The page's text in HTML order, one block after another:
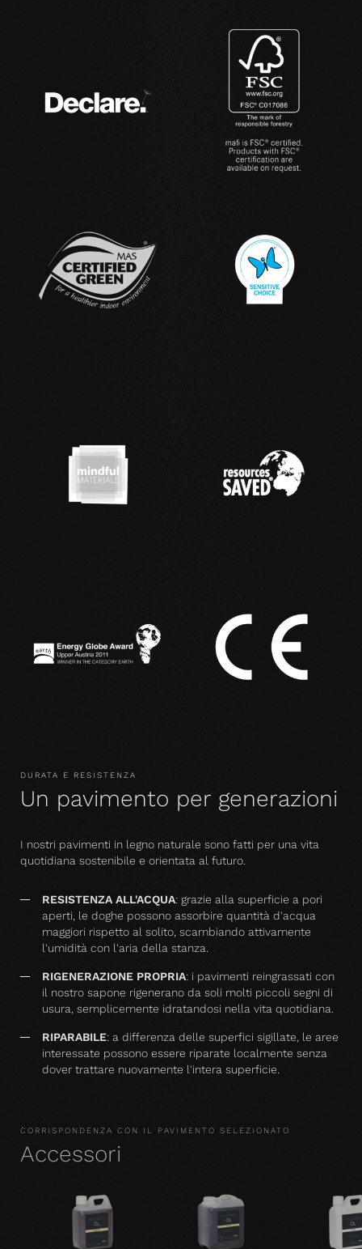
DURATA E RESISTENZA
Un pavimento per generazioni
I nostri pavimenti in legno naturale sono fatti per una vita
quotidiana sostenibile e orientata al futuro.
RESISTENZA ALL'ACQUA: grazie alla superficie a pori
aperti, le doghe possono assorbire quantità d'acqua
maggiori rispetto al solito, scambiando attivamente
l'umidità con l'aria della stanza.
RIGENERAZIONE PROPRIA: i pavimenti reingrassati con
il nostro sapone rigenerano da soli molti piccoli segni di
usura, semplicemente idratandosi nella vita quotidiana.
RIPARABILE: a differenza delle superfici sigillate, le aree
interessate possono essere riparate localmente senza
dover trattare nuovamente l'intera superficie.
CORRISPONDENZA CON IL PAVIMENTO SELEZIONATO
Accessori